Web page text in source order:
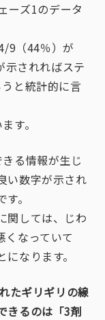
ーズ1のデータ
9（44％）が
示されればステ
と統計的に言
す。
る情報が生じ
い数字が示され
。
関しては、じわ
くなっていて
なります。
たギリギリの線
きるのは「3剤